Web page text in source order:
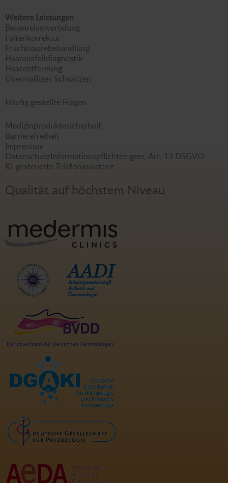
Weitere Leistungen
Besenreiserverödung
Faltenkorrektur
Fruchtsäurebehandlung
Haarausfalldiagnostik
Haarentfernung
Übermäßiges Schwitzen
Häufig gestellte Fragen
Medizinproduktesicherheit
Barrierefreiheit
Impressum
DatenschutzInformationspflichten gem. Art. 13 DSGVO
KI-gesteuerte Telefonassistenz
Qualität auf höchstem Niveau